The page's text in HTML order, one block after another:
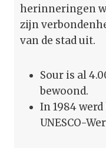
herinneringen
zijn
van de stad uit.
Sour is al
bewoond.
In 1984
UNESCO-